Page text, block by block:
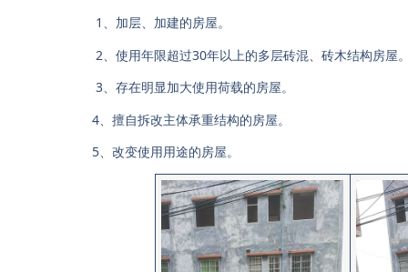
1、加层、加建的房屋。
2、使用年限超过30年以上的多层砖混、砖木结构房屋
3、存在明显加大使用荷载的房屋。
4、擅自拆改主体承重结构的房屋。
5、改变使用用途的房屋。